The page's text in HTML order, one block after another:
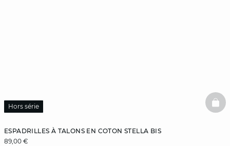
ESPADRILLES À TALONS EN COTON STELLA BIS
89,00 €
Hors série